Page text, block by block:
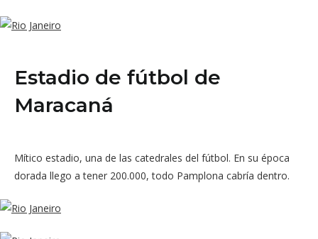
Estadio de fútbol de
Maracaná
Mítico estadio, una de las catedrales del fútbol. En su época
dorada llego a tener 200.000, todo Pamplona cabría dentro.